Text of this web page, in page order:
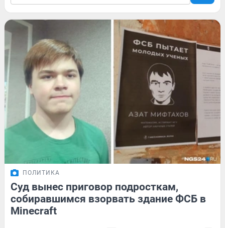
ПОЛИТИКА
Суд вынес приговор подросткам,
собиравшимся взорвать здание ФСБ в
Minecraft